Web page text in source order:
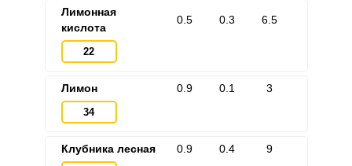
Лимонная
кислота
22
0.5 0.3 6.5
Лимон
34
0.9 0.1 3
Клубника лесная 0.9 0.4 9